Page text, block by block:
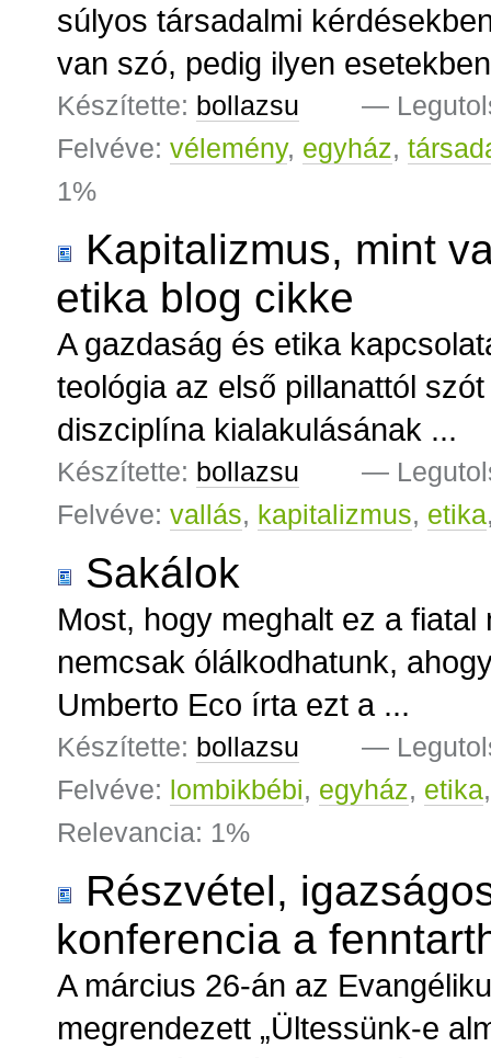
súlyos társadalmi
van szó, pedig ilyen
Készítette: bollazsu —
Felvéve: vélemény, egyház,
1%
Kapitalizmus, mint
etika blog cikke
A gazdaság és etika
teológia az első pillanattól
diszciplína kialakulásának ...
Készítette: bollazsu —
Felvéve: vallás, kapitalizmus, etika
Sakálok
Most, hogy meghalt ez a
nemcsak ólálkodhatunk,
Umberto Eco írta ezt a ...
Készítette: bollazsu —
Felvéve: lombikbébi, egyház, etika
Relevancia: 1%
Részvétel,
konferencia a
A március 26-án az
megrendezett „Ültessünk-e